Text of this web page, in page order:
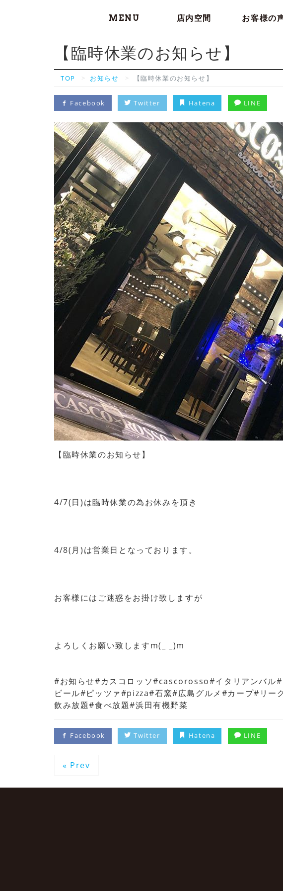
MENU 店内空間 お客様の
【臨時休業のお知らせ】
TOP お知らせ 【臨時休業のお知らせ】
Facebook Twitter Hatena LINE
【臨時休業のお知らせ】
4/7(日)は臨時休業の為お休みを頂き
4/8(月)は営業日となっております。
お客様にはご迷惑をお掛け致しますが
よろしくお願い致しますm(_ _)m
#お知らせ#カスコロッソ#cascorosso#イタリアンバル#
ビール#ピッツァ#pizza#石窯#広島グルメ#カープ#リー
飲み放題#食べ放題#浜田有機野菜
Facebook Twitter Hatena LINE
« Prev